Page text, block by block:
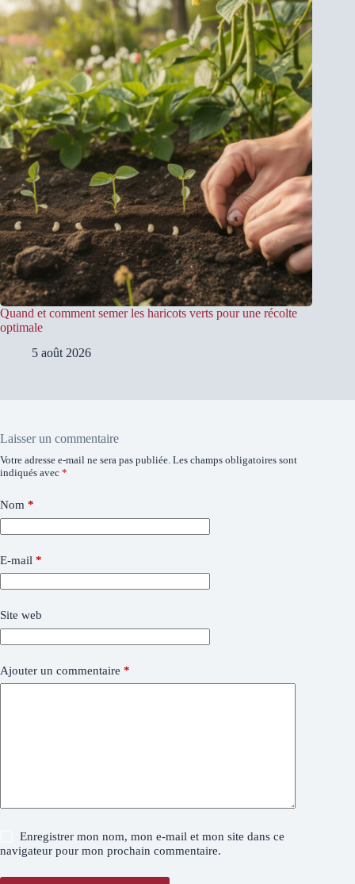
Quand et comment semer les haricots verts pour une récolte
optimale
5 août 2026
Laisser un commentaire
Votre adresse e-mail ne sera pas publiée. Les champs obligatoires sont
indiqués avec *
Nom *
E-mail *
Site web
Ajouter un commentaire *
Enregistrer mon nom, mon e-mail et mon site dans ce
navigateur pour mon prochain commentaire.